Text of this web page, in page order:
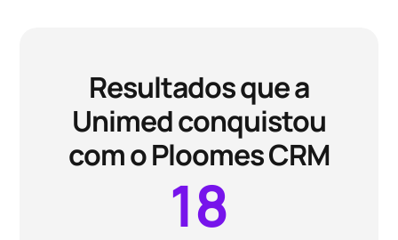
Resultados que a
Unimed conquistou
com o Ploomes CRM
18